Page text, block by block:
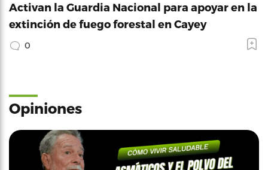
Activan la Guardia Nacional para apoyar en la
extinción de fuego forestal en Cayey
0
Opiniones